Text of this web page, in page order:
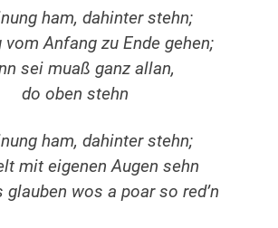
ham, dahinter stehn;
vom Anfang zu Ende gehen;
sei muaß ganz allan,
do oben stehn
ham, dahinter stehn;
mit eigenen Augen sehn
glauben wos a poar so red’n